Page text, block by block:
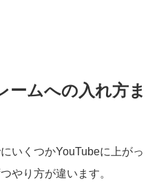
ームへの入れ方ま
いくつかYouTubeに上がっ
やり方が違います。